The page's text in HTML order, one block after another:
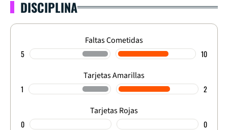
DISCIPLINA
Faltas Cometidas
5 10
Tarjetas Amarillas
1 2
Tarjetas Rojas
0 0